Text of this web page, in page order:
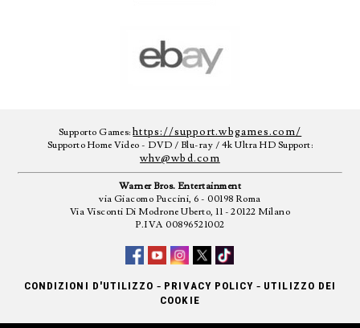
Supporto Games:https://support.wbgames.com/
Supporto Home Video - DVD / Blu-ray / 4k Ultra HD Support:
whv@wbd.com
Warner Bros. Entertainment
via Giacomo Puccini, 6 - 00198 Roma
Via Visconti Di Modrone Uberto, 11 - 20122 Milano
P.IVA 00896521002
CONDIZIONI D'UTILIZZO - PRIVACY POLICY - UTILIZZO DEI
COOKIE